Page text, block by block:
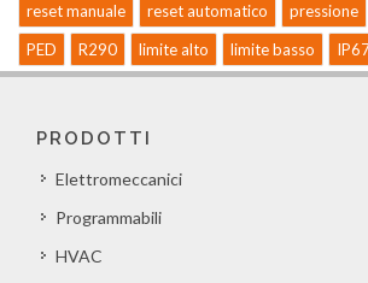
reset manuale reset automatico pressione
PED
R290 limite alto limite basso
PRODOTTI
Elettromeccanici
Programmabili
HVAC